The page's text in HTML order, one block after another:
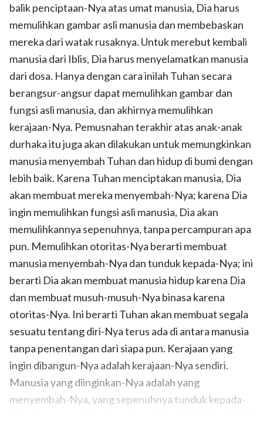
balik penciptaan-Nya atas umat manusia, Dia harus
memulihkan gambar asli manusia dan membebaskan
mereka dari watak rusaknya. Untuk merebut kembali
manusia dari Iblis, Dia harus menyelamatkan manusia
dari dosa. Hanya dengan cara inilah Tuhan secara
berangsur-angsur dapat memulihkan gambar dan
fungsi asli manusia, dan akhirnya memulihkan
kerajaan-Nya. Pemusnahan terakhir atas anak-anak
durhaka itu juga akan dilakukan untuk memungkinkan
manusia menyembah Tuhan dan hidup di bumi dengan
lebih baik. Karena Tuhan menciptakan manusia, Dia
akan membuat mereka menyembah-Nya; karena Dia
ingin memulihkan fungsi asli manusia, Dia akan
memulihkannya sepenuhnya, tanpa percampuran apa
pun. Memulihkan otoritas-Nya berarti membuat
manusia menyembah-Nya dan tunduk kepada-Nya; ini
berarti Dia akan membuat manusia hidup karena Dia
dan membuat musuh-musuh-Nya binasa karena
otoritas-Nya. Ini berarti Tuhan akan membuat segala
sesuatu tentang diri-Nya terus ada di antara manusia
tanpa penentangan dari siapa pun. Kerajaan yang
ingin dibangun-Nya adalah kerajaan-Nya sendiri.
Manusia yang diinginkan-Nya adalah yang
menyembah-Nya, yang sepenuhnya tunduk kepada-